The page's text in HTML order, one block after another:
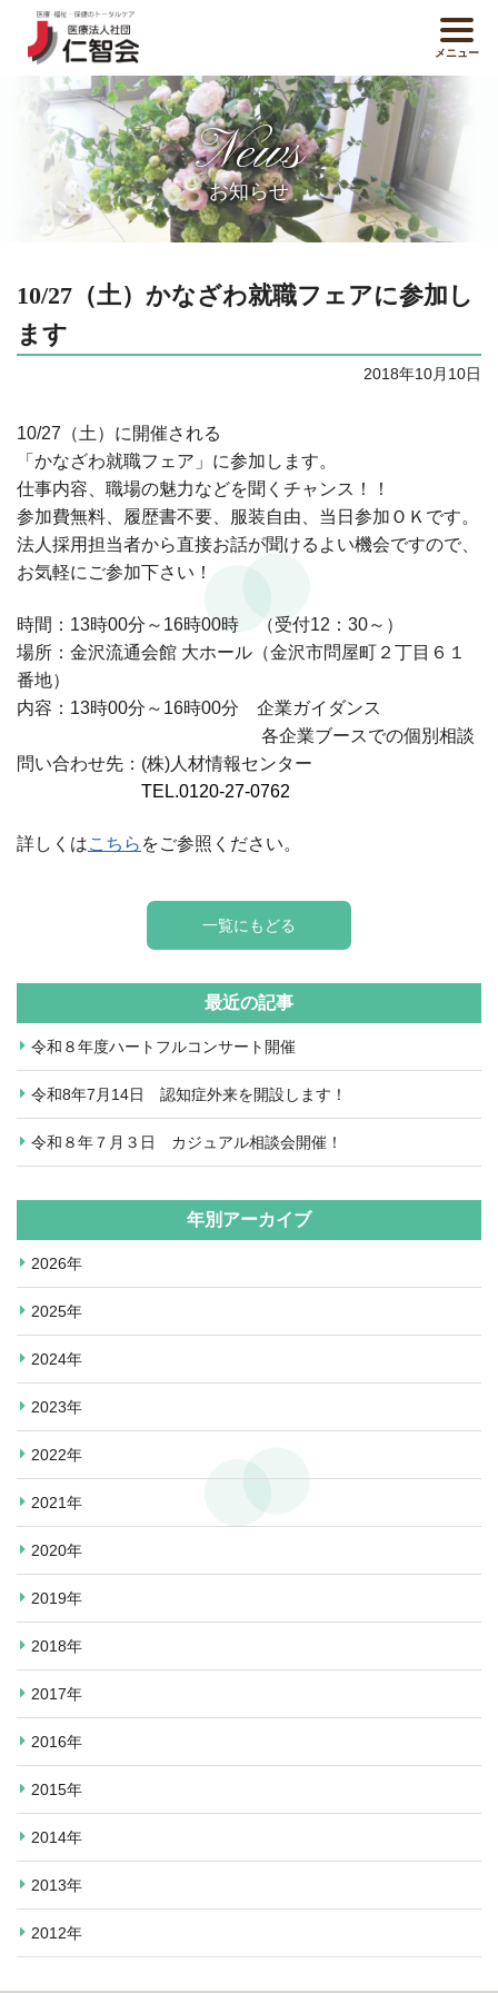
メニュー
News
お知らせ
10/27（土）かなざわ就職フェアに参加し
ます
2018年10月10日
10/27（土）に開催される
「かなざわ就職フェア」に参加します。
仕事内容、職場の魅力などを聞くチャンス！！
参加費無料、
履歴書不要、服装自由、当日参加ＯＫです。
法人採用担当者から直接お話が聞けるよい機会ですので、
お気軽にご参加下さい！
時間：13時00分～16時00時 （受付12：30～）
場所：金沢流通会館 大ホール（金沢市問屋町２丁目６１
番地）
内容：13時00分～16時00分 企業ガイダンス
各企業ブースでの個別相談
問い合わせ先：(株)人材情報センター
TEL.0120-27-0762
詳しくはこちら をご参照ください。
一覧にもどる
最近の記事
令和８年度ハートフルコンサート開催
令和8年7月14日 認知症外来を開設します！
令和８年７月３日 カジュアル相談会開催！
年別アーカイブ
2026年
2025年
2024年
2023年
2022年
2021年
2020年
2019年
2018年
2017年
2016年
2015年
2014年
2013年
2012年